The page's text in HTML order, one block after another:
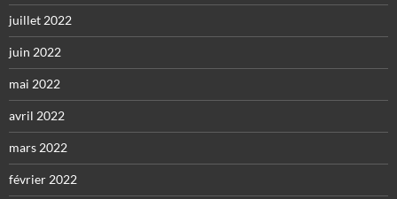
juillet 2022
juin 2022
mai 2022
avril 2022
mars 2022
février 2022